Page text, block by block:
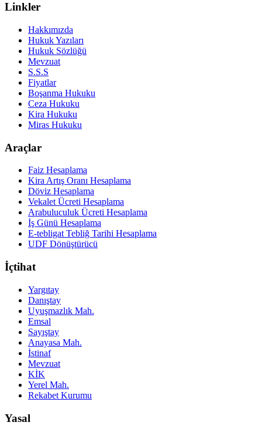
Linkler
Hakkımızda
Hukuk Yazıları
Hukuk Sözlüğü
Mevzuat
S.S.S
Fiyatlar
Boşanma Hukuku
Ceza Hukuku
Kira Hukuku
Miras Hukuku
Araçlar
Faiz Hesaplama
Kira Artış Oranı Hesaplama
Döviz Hesaplama
Vekalet Ücreti Hesaplama
Arabuluculuk Ücreti Hesaplama
İş Günü Hesaplama
E-tebligat Tebliğ Tarihi Hesaplama
UDF Dönüştürücü
İçtihat
Yargıtay
Danıştay
Uyuşmazlık Mah.
Emsal
Sayıştay
Anayasa Mah.
İstinaf
Mevzuat
KİK
Yerel Mah.
Rekabet Kurumu
Yasal